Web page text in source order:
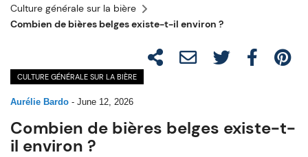
Culture générale sur la bière
Combien de bières belges existe-t-il environ ?
CULTURE GÉNÉRALE SUR LA BIÈRE
Aurélie Bardo - June 12, 2026
Combien de bières belges existe-t-
il environ ?